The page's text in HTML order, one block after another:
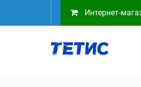
Интернет-